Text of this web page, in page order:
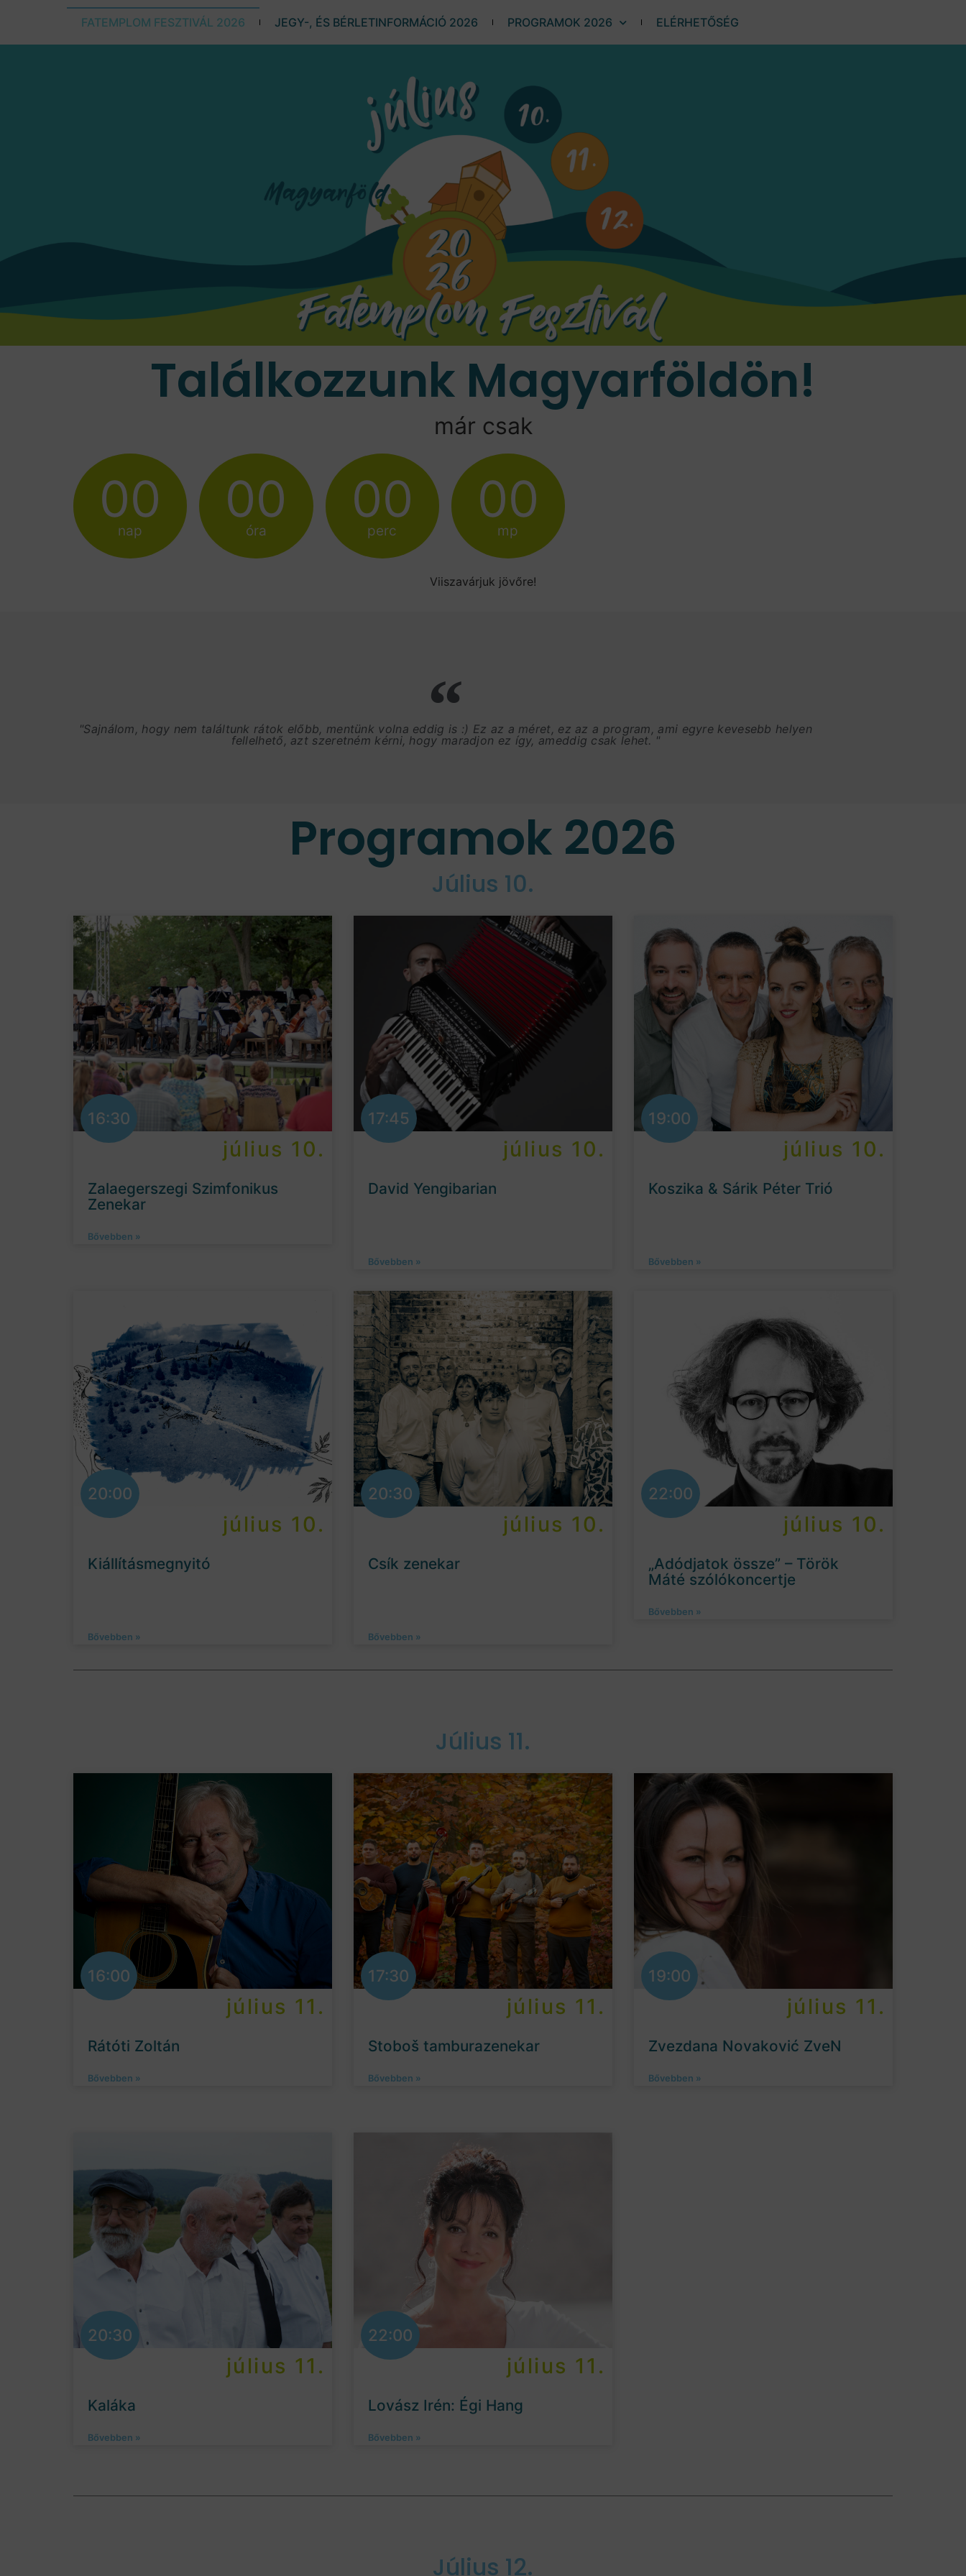
FATEMPLOM FESZTIVÁL 2026 JEGY-, ÉS BÉRLETINFORMÁCIÓ 2026 PROGRAMOK 2026 ELÉRHETŐSÉG
Találkozzunk Magyarföldön!
már csak
00
nap
00
óra
00
perc
00
mp
Viiszavárjuk jövőre!
"Sajnálom, hogy nem találtunk rátok előbb, mentünk volna eddig is :) Ez az a méret, ez az a program, ami egyre kevesebb helyen
fellelhető, azt szeretném kérni, hogy maradjon ez így, ameddig csak lehet. "
Programok 2026
Július 10.
16:30
július 10.
Zalaegerszegi Szimfonikus
Zenekar
Bővebben »
17:45
július 10.
David Yengibarian
Bővebben »
19:00
július 10.
Koszika & Sárik Péter Trió
Bővebben »
20:00
július 10.
Kiállításmegnyitó
Bővebben »
20:30
július 10.
Csík zenekar
Bővebben »
22:00
július 10.
„Adódjatok össze” – Török
Máté szólókoncertje
Bővebben »
Július 11.
16:00
július 11.
Rátóti Zoltán
Bővebben »
17:30
július 11.
Stoboš tamburazenekar
Bővebben »
19:00
július 11.
Zvezdana Novaković ZveN
Bővebben »
20:30
július 11.
Kaláka
Bővebben »
22:00
július 11.
Lovász Irén: Égi Hang
Bővebben »
Július 12.